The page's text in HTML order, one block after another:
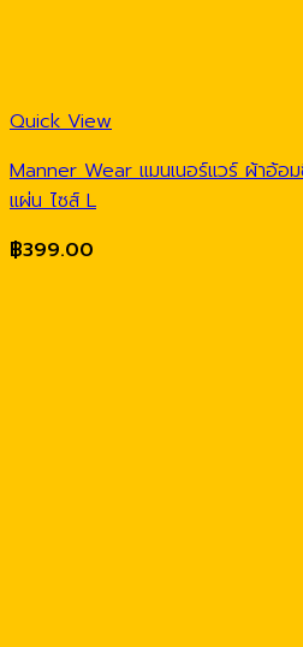
Quick View
Manner Wear แมนเนอร์แวร์ ผ้าอ้
แผ่น ไซส์ L
฿399.00